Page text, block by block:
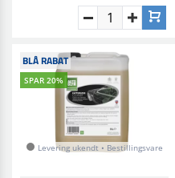
BLÅ RABAT
SPAR 20%
Levering ukendt • Bestillingsvare